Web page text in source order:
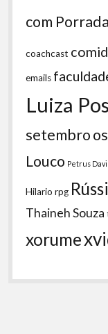
com Porrada
coachcast
emails
Luiza
setembro
Louco Petrus Davi
Hilario rpg
Thaineh Souza
xorume